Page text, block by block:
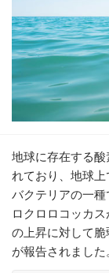
地球に存在する
れており、地球
バクテリアの一
ロクロロコッカ
の上昇に対して
が報告されまし